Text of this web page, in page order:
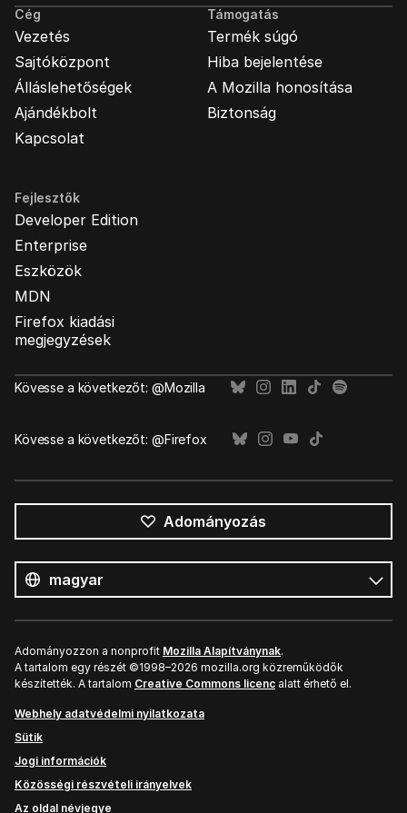
Cég
Vezetés
Sajtóközpont
Álláslehetőségek
Ajándékbolt
Kapcsolat
Támogatás
Termék súgó
Hiba bejelentése
A Mozilla honosítása
Biztonság
Fejlesztők
Developer Edition
Enterprise
Eszközök
MDN
Firefox kiadási
megjegyzések
Kövesse a következőt: @Mozilla
Kövesse a következőt: @Firefox
Adományozás
nyelv
Nyelv
Adományozzon a nonprofit Mozilla Alapítványnak.
A tartalom egy részét ©1998–2026 mozilla.org közreműködők
készítették. A tartalom Creative Commons licenc alatt érhető el.
Webhely adatvédelmi nyilatkozata
Sütik
Jogi információk
Közösségi részvételi irányelvek
Az oldal névjegye